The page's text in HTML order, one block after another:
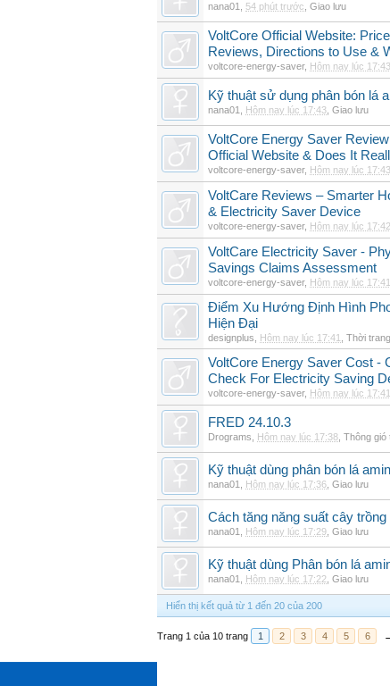
nana01 54 phút trước Giao lưu
VoltCore Official Website:
Reviews, Directions to Use &
voltcore-energy-saver, Hôm nay lúc 17:43
Kỹ thuật sử dụng phân bón lá
nana01 Hôm nay lúc 17:43 Giao lưu
VoltCore Energy Saver
Official Website & Does It
voltcore-energy-saver, Hôm nay lúc 17:43
VoltCare Reviews – Smarter
& Electricity Saver Device
voltcore-energy-saver, Hôm nay lúc 17:42
VoltCare Electricity Saver -
Savings Claims Assessment
voltcore-energy-saver, Hôm nay lúc 17:41
Điểm Xu Hướng Định Hình
Hiện Đại
designplus Hôm nay lúc 17:41 Thời trang
VoltCore Energy Saver Cost -
Check For Electricity Saving
voltcore-energy-saver, Hôm nay lúc 17:41
FRED 24.10.3
Drograms Hôm nay lúc 17:38 Thông gió
Kỹ thuật dùng phân bón lá
nana01 Hôm nay lúc 17:36 Giao lưu
Cách tăng năng suất cây
nana01 Hôm nay lúc 17:29 Giao lưu
Kỹ thuật dùng Phân bón lá
nana01 Hôm nay lúc 17:22 Giao lưu
Hiển thị kết quả từ 1 đến 20 của 200
Trang 1 của 10 trang 1 2 3 4 5 6